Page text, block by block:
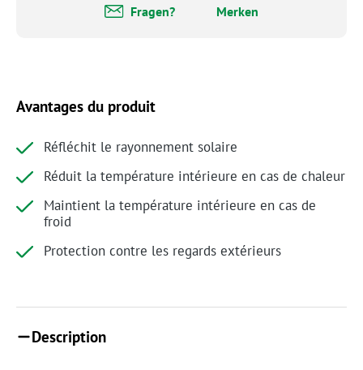
Fragen? Merken
Avantages du produit
Réfléchit le rayonnement solaire
Réduit la température intérieure en cas de chaleur
Maintient la température intérieure en cas de
froid
Protection contre les regards extérieurs
Description